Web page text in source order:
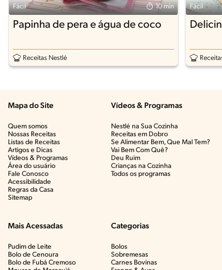
Fácil 10 min
Papinha de pera e água de coco
Receitas Nestlé
Fácil
Mapa do Site
Quem somos
Nossas Receitas
Listas de Receitas​
Artigos e Dicas​
Vídeos & Programas​
Área do usuário
Fale Conosco
Acessibilidade
Regras da Casa
Sitemap
Vídeos & Programas​
Nestlé na Sua Cozinha
Receitas em Dobro
Se Alimentar Bem, Que Mal Tem?​
Vai Bem Com Quê?​
Deu Ruim​
Crianças na Cozinha​
Todos os programas
Mais Acessadas
Pudim de Leite
Bolo de Cenoura
Bolo de Fubá Cremoso
Categorias
Bolos
Sobremesas
Carnes Bovinas​